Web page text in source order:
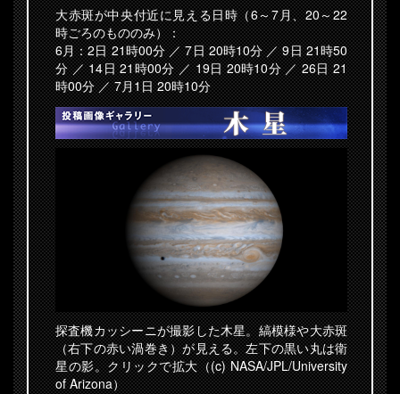
大赤斑が中央付近に見える日時（6～7月、20～22
時ごろのもののみ）：
6月：2日 21時00分 ／ 7日 20時10分 ／ 9日 21時50
分 ／ 14日 21時00分 ／ 19日 20時10分 ／ 26日 21
時00分 ／ 7月1日 20時10分
探査機カッシーニが撮影した木星。縞模様や大赤斑
（右下の赤い渦巻き）が見える。左下の黒い丸は衛
星の影。クリックで拡大（(c) NASA/JPL/University
of Arizona）